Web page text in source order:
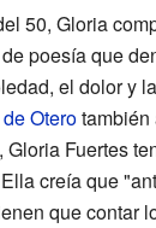
50, Gloria
poesía que
el dolor y
Oterotambién
Fuertes
creía que
que contar